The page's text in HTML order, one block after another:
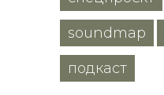
soundmap
подкаст